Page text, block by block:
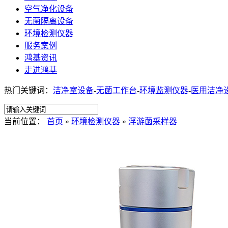
空气净化设备
无菌隔离设备
环境检测仪器
服务案例
鸿基资讯
走进鸿基
热门关键词： 洁净室设备-无菌工作台-环境监测仪器-医用洁净
当前位置： 首页 » 环境检测仪器 » 浮游菌采样器